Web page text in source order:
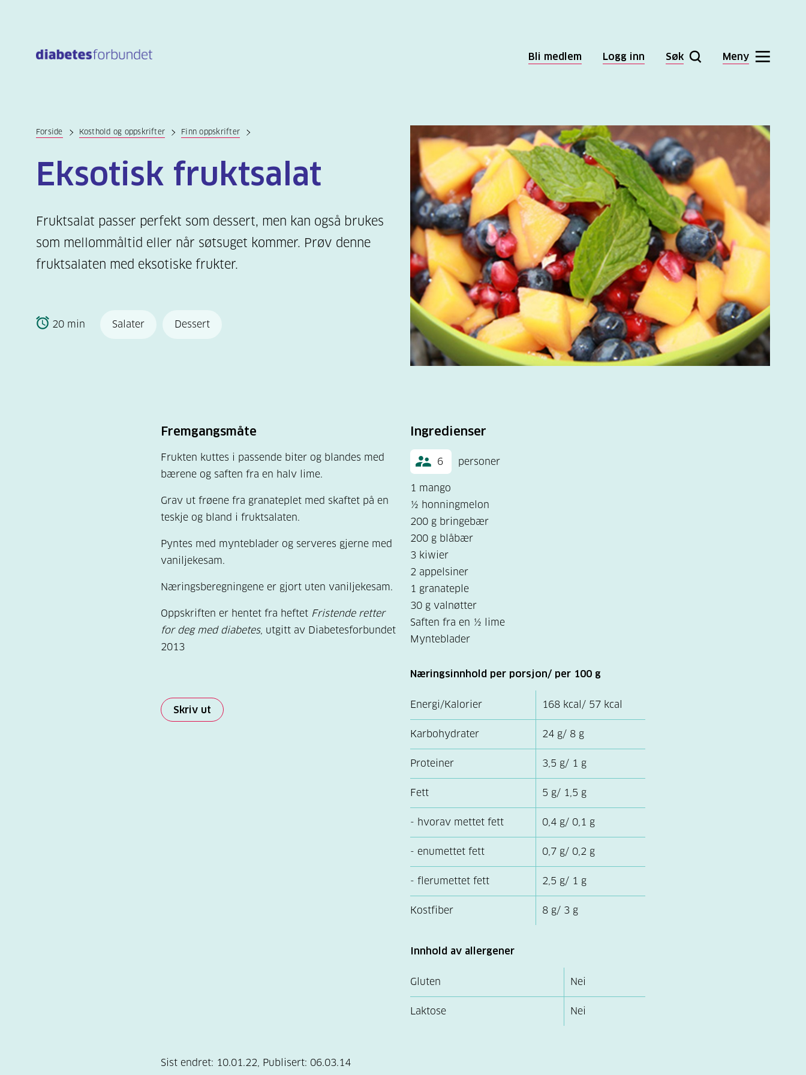
Bli medlem Logg inn Søk Meny
Forside Kosthold og oppskrifter Finn oppskrifter
Eksotisk fruktsalat
Fruktsalat passer perfekt som dessert, men kan også brukes
som mellommåltid eller når søtsuget kommer. Prøv denne
fruktsalaten med eksotiske frukter.
20 min Salater Dessert
Fremgangsmåte
Frukten kuttes i passende biter og blandes med
bærene og saften fra en halv lime.
Grav ut frøene fra granateplet med skaftet på en
teskje og bland i fruktsalaten.
Pyntes med mynteblader og serveres gjerne med
vaniljekesam.
Næringsberegningene er gjort uten vaniljekesam.
Oppskriften er hentet fra heftet Fristende retter
for deg med diabetes, utgitt av Diabetesforbundet
2013
Skriv ut
Ingredienser
6 personer
1 mango
½ honningmelon
200 g bringebær
200 g blåbær
3 kiwier
2 appelsiner
1 granateple
30 g valnøtter
Saften fra en ½ lime
Mynteblader
Næringsinnhold per porsjon/ per 100 g
Energi/Kalorier 168 kcal/ 57 kcal
Karbohydrater 24 g/ 8 g
Proteiner 3,5 g/ 1 g
Fett 5 g/ 1,5 g
- hvorav mettet fett 0,4 g/ 0,1 g
- enumettet fett 0,7 g/ 0,2 g
- flerumettet fett 2,5 g/ 1 g
Kostfiber 8 g/ 3 g
Innhold av allergener
Gluten Nei
Laktose Nei
Sist endret: 10.01.22, Publisert: 06.03.14